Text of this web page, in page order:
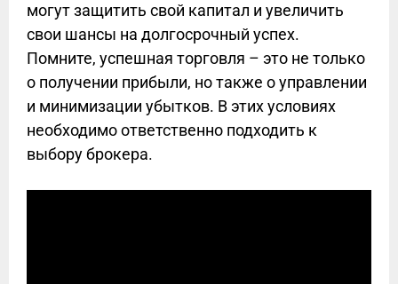
могут защитить свой капитал и увеличить
свои шансы на долгосрочный успех.
Помните, успешная торговля – это не только
о получении прибыли, но также о управлении
и минимизации убытков. В этих условиях
необходимо ответственно подходить к
выбору брокера.